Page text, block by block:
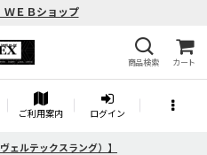
ＷＥＢショップ
商品検索 カート
ご利用案内 ログイン
ェルテックスラング）】